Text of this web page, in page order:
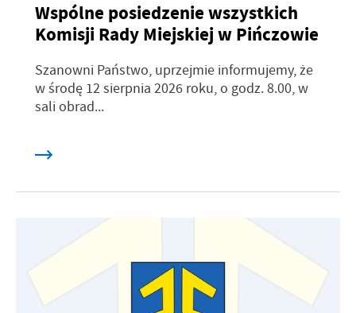
Wspólne posiedzenie wszystkich
Komisji Rady Miejskiej w Pińczowie
Szanowni Państwo, uprzejmie informujemy, że
w środę 12 sierpnia 2026 roku, o godz. 8.00, w
sali obrad...